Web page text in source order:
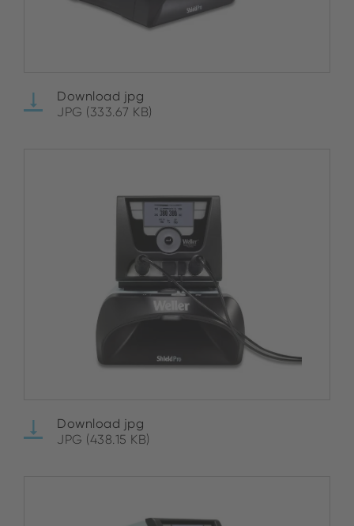
Download jpg
JPG (333.67 KB)
Download jpg
JPG (438.15 KB)